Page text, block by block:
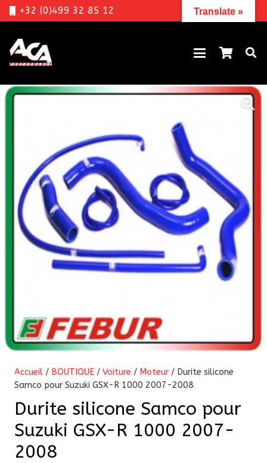
+32 (0)499 32 85 12
Accueil / BOUTIQUE / Voiture / Moteur / Durite silicone
Samco pour Suzuki GSX-R 1000 2007-2008
Durite silicone Samco pour
Suzuki GSX-R 1000 2007-
2008
Translate »